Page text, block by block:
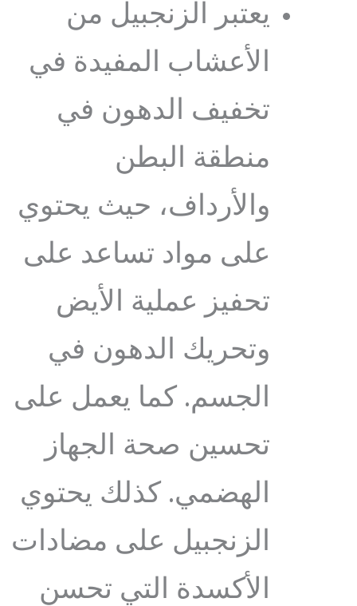
يعتبر الزنجبيل من
الأعشاب المفيدة في
تخفيف الدهون في
منطقة البطن
والأرداف، حيث يحتوي
على مواد تساعد على
تحفيز عملية الأيض
وتحريك الدهون في
الجسم. كما يعمل على
تحسين صحة الجهاز
الهضمي. كذلك يحتوي
الزنجبيل على مضادات
الأكسدة التي تحسن